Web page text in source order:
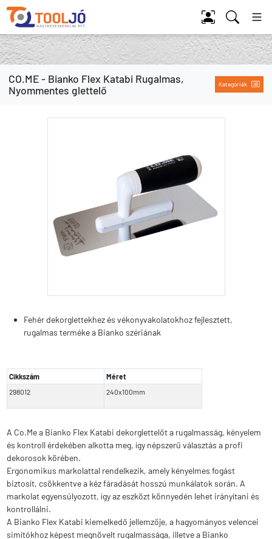
Tool Jó
CO.ME - Bianko Flex Katabi Rugalmas,
Nyommentes glettelő
Kategóriák
Fehér dekorglettekhez és vékonyvakolatokhoz fejlesztett,
rugalmas terméke a Bianko szériának
Cikkszám
Méret
298012
240x100mm
A Co.Me a Bianko Flex Katabi dekorglettelőt a rugalmasság, kényelem
és kontroll érdekében alkotta meg, így népszerű választás a profi
dekorosok körében.
Ergonomikus markolattal rendelkezik, amely kényelmes fogást
biztosít, csökkentve a kéz fáradását hosszú munkálatok során. A
markolat egyensúlyozott, így az eszközt könnyedén lehet irányítani és
kontrollálni.
A Bianko Flex Katabi kiemelkedő jellemzője, a hagyományos velencei
simítókhoz képest megnövelt rugalmassága, illetve a Bianko